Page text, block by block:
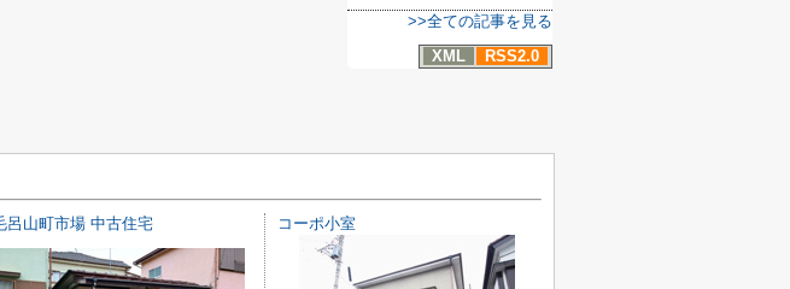
>>全ての記事を見る
XML
RSS2.0
呂山町市場 中古住宅 コーポ小室